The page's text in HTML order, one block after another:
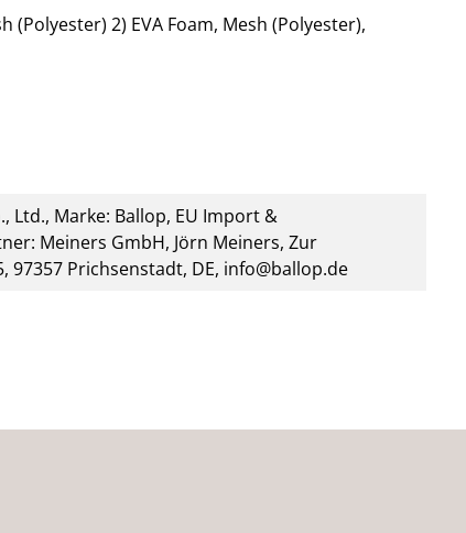
(Polyester) 2) EVA Foam, Mesh (Polyester),
Ltd., Marke: Ballop, EU Import &
Meiners GmbH, Jörn Meiners, Zur
97357 Prichsenstadt, DE, info@ballop.de